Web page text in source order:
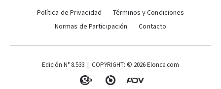
Política de Privacidad
Términos y Condiciones
Normas de Participación
Contacto
Edición N° 8.533 | COPYRIGHT: © 2026 Elonce.com